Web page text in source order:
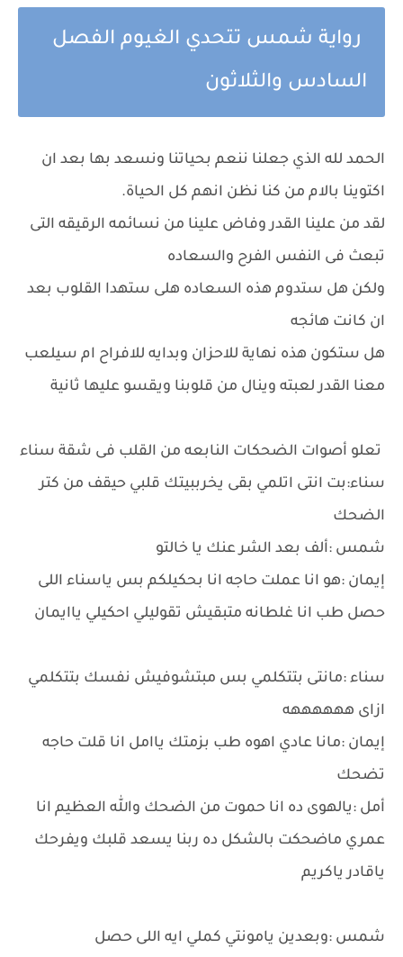
رواية شمس تتحدي الغيوم الفصل
السادس والثلاثون
الحمد لله الذي جعلنا ننعم بحياتنا ونسعد بها بعد ان
اكتوينا بالام من كنا نظن انهم كل الحياة.
لقد من علينا القدر وفاض علينا من نسائمه الرقيقه التى
تبعث فى النفس الفرح والسعاده
ولكن هل ستدوم هذه السعاده هلى ستهدا القلوب بعد
ان كانت هائجه
هل ستكون هذه نهاية للاحزان وبدايه للافراح ام سيلعب
معنا القدر لعبته وينال من قلوبنا ويقسو عليها ثانية
تعلو أصوات الضحكات النابعه من القلب فى شقة سناء
سناء:بت انتى اتلمي بقى يخرببيتك قلبي حيقف من كتر
الضحك
شمس :ألف بعد الشر عنك يا خالتو
إيمان :هو انا عملت حاجه انا بحكيلكم بس ياسناء اللى
حصل طب انا غلطانه متبقيش تقوليلي احكيلي ياايمان
سناء :مانتى بتتكلمي بس مبتشوفيش نفسك بتتكلمي
ازاى ههههههه
إيمان :مانا عادي اهوه طب بزمتك ياامل انا قلت حاجه
تضحك
أمل :يالهوى ده انا حموت من الضحك والله العظيم انا
عمري ماضحكت بالشكل ده ربنا يسعد قلبك ويفرحك
ياقادر ياكريم
شمس :وبعدين يامونتي كملي ايه اللى حصل